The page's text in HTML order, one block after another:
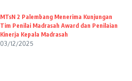
MTsN 2 Palembang Menerima Kunjungan
Tim Penilai Madrasah Award dan Penilaian
Kinerja Kepala Madrasah
03/12/2025